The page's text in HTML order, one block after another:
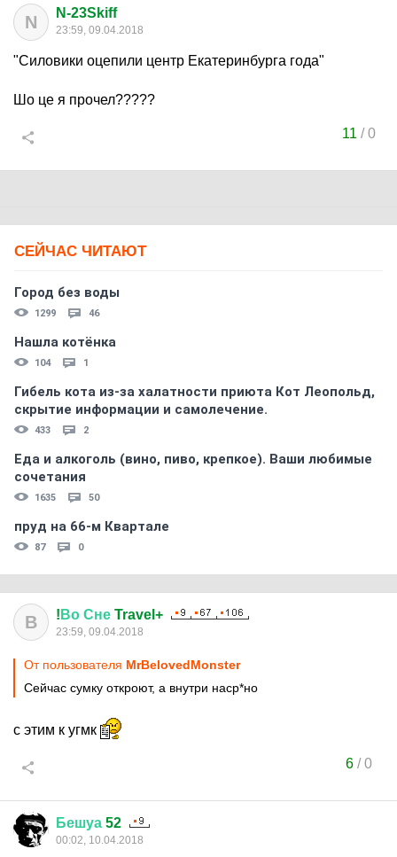
N N-23Skiff
23:59, 09.04.2018
"Силовики оцепили центр Екатеринбурга года"
Шо це я прочел?????
11 /0
СЕЙЧАС ЧИТАЮТ
Город без воды
1299 46
Нашла котёнка
104 1
Гибель кота из-за халатности приюта Кот Леопольд,
скрытиe информации и самолечение.
433 2
Еда и алкоголь (вино, пиво, крепкое). Ваши любимые
сочетания
1635 50
пруд на 66-м Квартале
87 0
В ! Во Сне Travel+
23:59, 09.04.2018
От пользователя MrBelovedMonster
Сейчас сумку откроют, а внутри наср*но
с этим к угмк
6/0
Бешуа 52
00:02, 10.04.2018